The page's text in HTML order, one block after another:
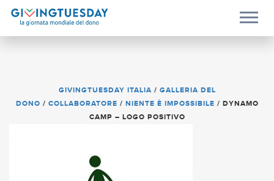
GIVINGTUESDAY ITALIA / GALLERIA DEL
DONO / COLLABORATORE / NIENTE È IMPOSSIBILE / DYNAMO
CAMP – LOGO POSITIVO